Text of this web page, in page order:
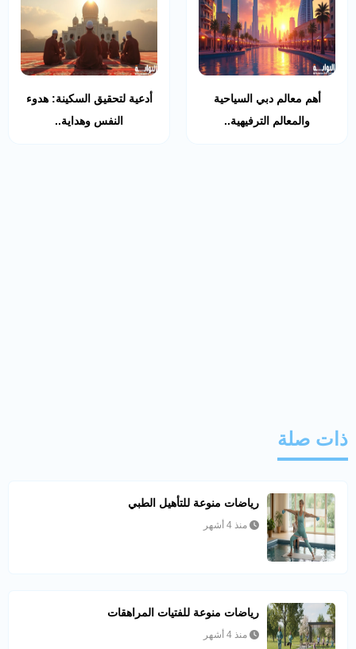
أهم معالم دبي السياحية
والمعالم الترفيهية..
أدعية لتحقيق السكينة: هدوء
النفس وهداية..
ذات صلة
رياضات منوعة للتأهيل الطبي
منذ 4 أشهر
رياضات منوعة للفتيات المراهقات
منذ 4 أشهر